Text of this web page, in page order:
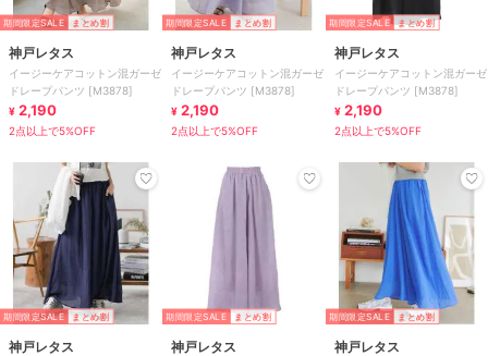
期間限定SALE まとめ割
神戸レタス
イージーケアコットン混ガーゼ
ドレープパンツ [M3878]
¥ 2,190
2点以上で5%OFF
期間限定SALE まとめ割
神戸レタス
イージーケアコットン混ガーゼ
ドレープパンツ [M3878]
¥ 2,190
2点以上で5%OFF
期間限定SALE まとめ割
神戸レタス
イージーケアコットン混ガーゼ
ドレープパンツ [M3878]
¥ 2,190
2点以上で5%OFF
期間限定SALE まとめ割
神戸レタス
期間限定SALE まとめ割
神戸レタス
期間限定SALE まとめ割
神戸レタス